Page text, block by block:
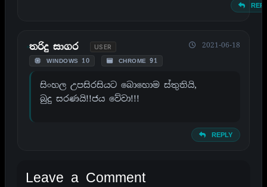
තරිදු සාගර USER
WINDOWS 10 CHROME 91
2021-06-18
සිංහල උපසිරසියට බොහොම ස්තුතියි,
බුදු සරණයි!!ජය වේවා!!!
REPLY
Leave a Comment